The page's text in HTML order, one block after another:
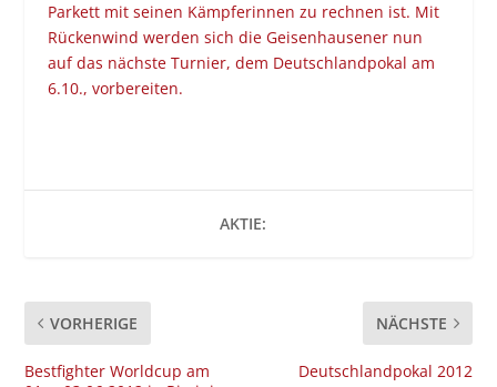
Parkett mit seinen Kämpferinnen zu rechnen ist. Mit
Rückenwind werden sich die Geisenhausener nun
auf das nächste Turnier, dem Deutschlandpokal am
6.10., vorbereiten.
AKTIE:
VORHERIGE
Bestfighter Worldcup am
NÄCHSTE
Deutschlandpokal 2012